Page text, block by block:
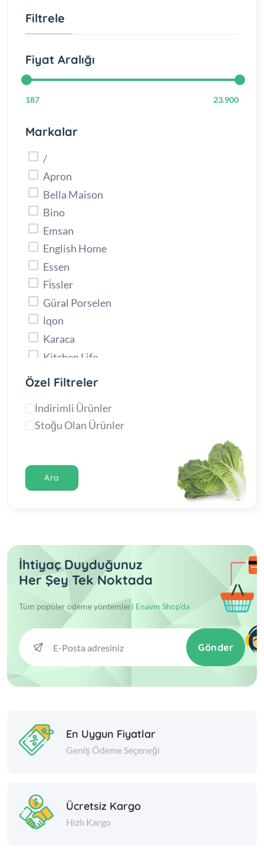
Filtrele
Fiyat Aralığı
187 23.900
Markalar
/
Apron
Bella Maison
Bino
Emsan
English Home
Essen
Fi̇ssler
Güral Porselen
İqon
Karaca
Kitchen Life
Kütahya Porselen
Lava
Madam Coco
Nehi̇r
Parex
Schafer
Taç
Tefal
Thermoad
Yataş
Özel Filtreler
İndirimli Ürünler
Stoğu Olan Ürünler
Ara
İhtiyaç Duyduğunuz
Her Şey Tek Noktada
Tüm popüler ödeme yöntemleri Enavm Shop'da
Gönder
En Uygun Fiyatlar
Geniş Ödeme Seçeneği
Ücretsiz Kargo
Hızlı Kargo